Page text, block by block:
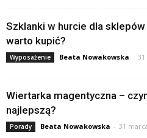
Szklanki w hurcie dla
warto kupić?
Wyposażenie Beata Nowakowska - 31
Wiertarka magentyczna –
najlepszą?
Porady Beata Nowakowska - 31